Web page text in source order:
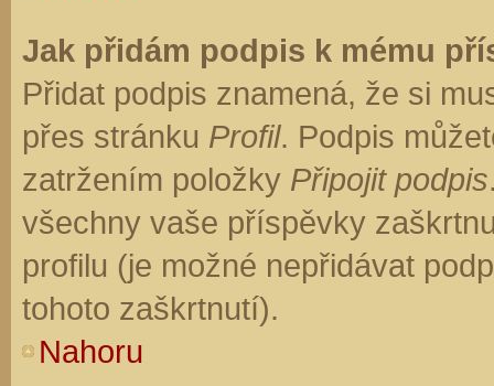
Jak přidám podpis k mému
Přidat podpis znamená, že si
přes stránku Profil. Podpis
zatržením položky Připojit podpis
všechny vaše příspěvky
profilu (je možné nepřidávat
tohoto zaškrtnutí).
Nahoru